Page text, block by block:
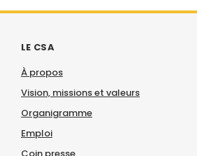
LE CSA
À propos
Vision, missions et valeurs
Organigramme
Emploi